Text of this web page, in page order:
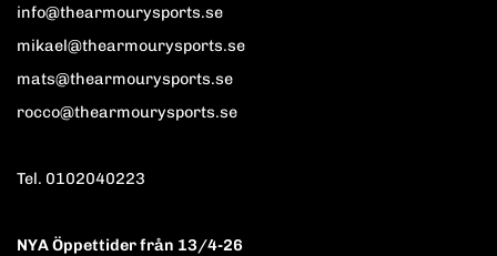
info@thearmourysports.se
mikael@thearmourysports.se
mats@thearmourysports.se
rocco@thearmourysports.se
Tel. 0102040223
NYA Öppettider från 13/4-26